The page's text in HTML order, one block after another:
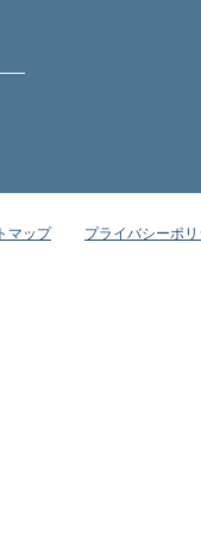
マップ プライバシーポ